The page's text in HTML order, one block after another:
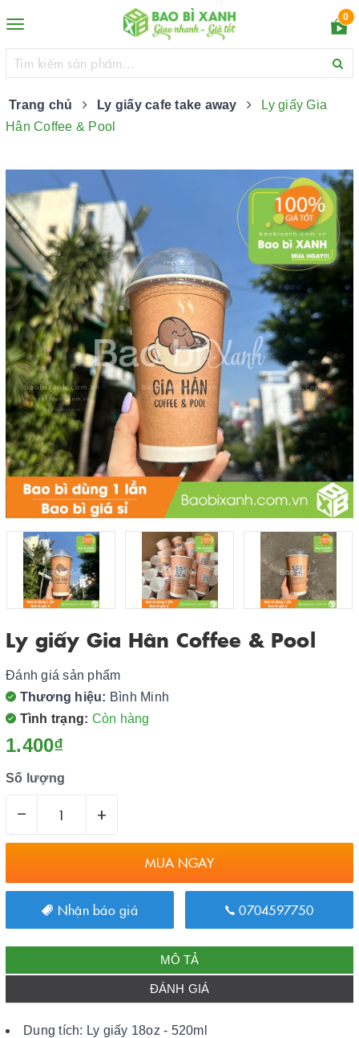
Toggle
navigation
0
Trang chủ Ly giấy cafe take away
Ly giấy Gia
Hân Coffee & Pool
Ly giấy Gia Hân Coffee & Pool
Đánh giá sản phẩm
Thương hiệu: Bình Minh
Tình trạng: Còn hàng
1.400₫
Số lượng
– +
MUA NGAY
Nhận báo giá 0704597750
MÔ TẢ
ĐÁNH GIÁ
Dung tích: Ly giấy 18oz - 520ml